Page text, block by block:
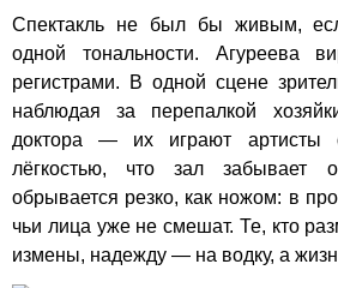
Спектакль не был бы живым,
одной тональности. Агуреева
регистрами. В одной сцене
наблюдая за перепалкой
доктора — их играют артисты
лёгкостью, что зал
обрывается резко, как ножом: в
чьи лица уже не смешат. Те, кто
измены, надежду — на водку, а